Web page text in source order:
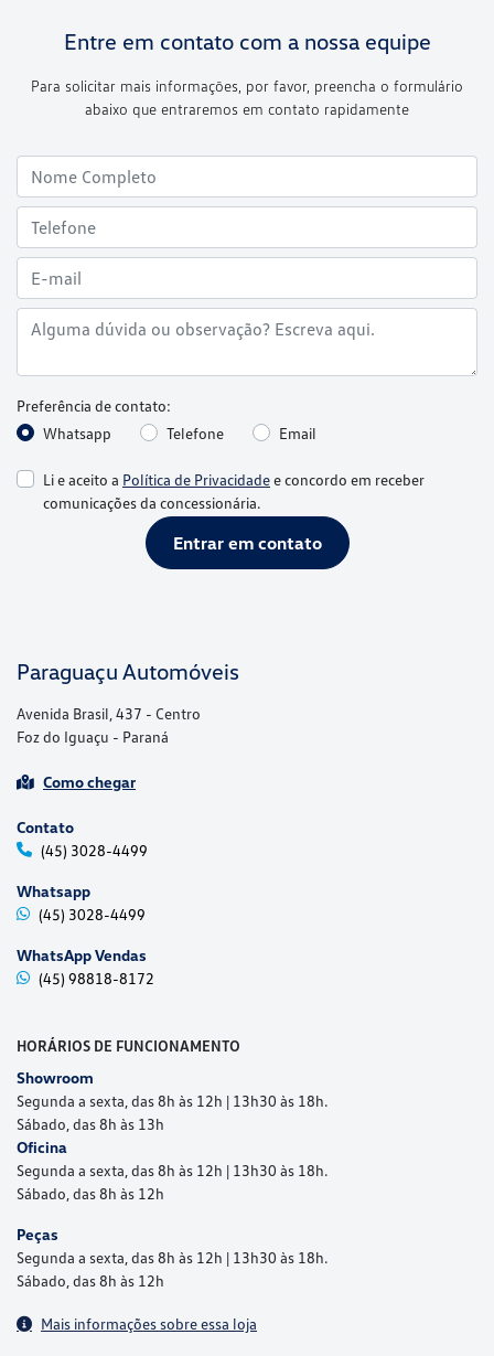
Entre em contato com a nossa equipe
Para solicitar mais informações, por favor, preencha o formulário
abaixo que entraremos em contato rapidamente
Preferência de contato:
Whatsapp
Telefone Email
Li e aceito a Política de Privacidadee concordo em receber
comunicações da concessionária.
Entrar em contato
Paraguaçu Automóveis
Avenida Brasil, 437 - Centro
Foz do Iguaçu - Paraná
Como chegar
Contato
(45) 3028-4499
Whatsapp
(45) 3028-4499
WhatsApp Vendas
(45) 98818-8172
HORÁRIOS DE FUNCIONAMENTO
Showroom
Segunda a sexta, das 8h às 12h | 13h30 às 18h.
Sábado, das 8h às 13h
Oficina
Segunda a sexta, das 8h às 12h | 13h30 às 18h.
Sábado, das 8h às 12h
Peças
Segunda a sexta, das 8h às 12h | 13h30 às 18h.
Sábado, das 8h às 12h
Mais informações sobre essa loja